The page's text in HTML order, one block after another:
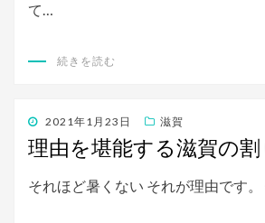
て…
続きを読む
投
稿
日:
2021年1月23日 滋賀
理由を堪能する滋賀の割
それほど暑くない それが理由です